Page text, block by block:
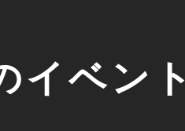
イベント